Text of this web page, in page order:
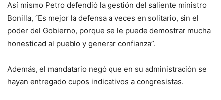
Así mismo Petro defendió la gestión del saliente ministro
Bonilla, “Es mejor la defensa a veces en solitario, sin el
poder del Gobierno, porque se le puede demostrar mucha
honestidad al pueblo y generar confianza”.
Además, el mandatario negó que en su administración se
hayan entregado cupos indicativos a congresistas.